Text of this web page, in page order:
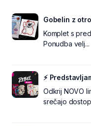
Gobelin z
Komplet s
Ponudba velj...
⚡
Odkrij NOVO
srečajo